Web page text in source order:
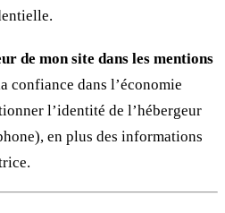
de mon site dans les mentions
confiance dans l’économie
l’identité de l’hébergeur
en plus des informations